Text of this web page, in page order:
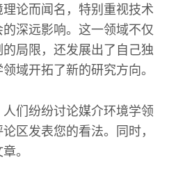
论而闻名，特别重视技术
深远影响。这一领域不仅
局限，还发展出了自己独
域开拓了新的研究方向。
们纷纷讨论媒介环境学领
区发表您的看法。同时，
。